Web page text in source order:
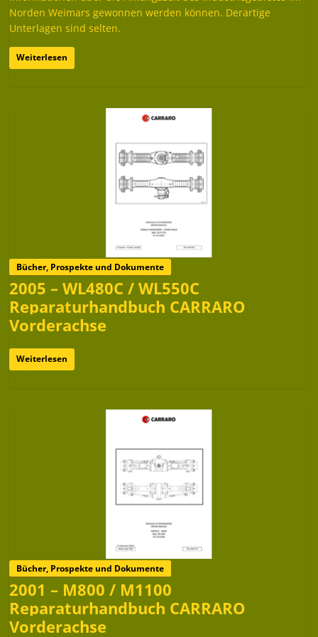
Norden Weimars gewonnen werden können. Derartige
Unterlagen sind selten.
Weiterlesen
Bücher, Prospekte und Dokumente
2005 – WL480C / WL550C
Reparaturhandbuch CARRARO
Vorderachse
Weiterlesen
Bücher, Prospekte und Dokumente
2001 – M800 / M1100
Reparaturhandbuch CARRARO
Vorderachse